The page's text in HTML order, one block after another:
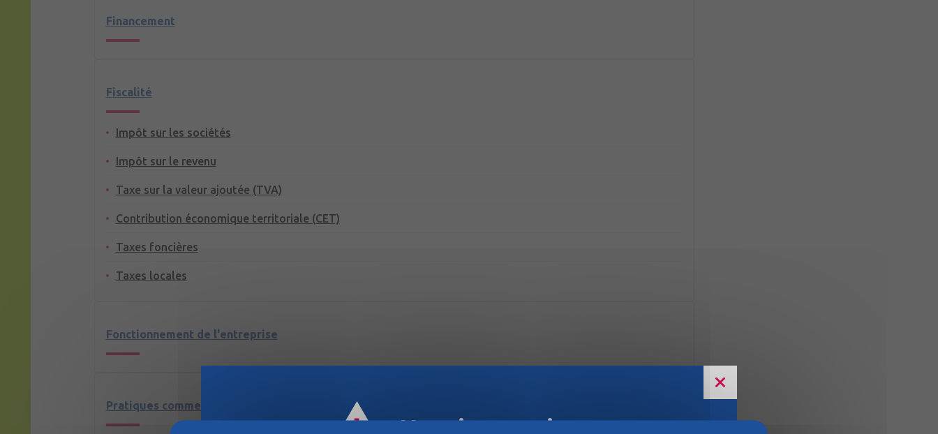
Financement
Fiscalité
Impôt sur les sociétés
Impôt sur le revenu
Taxe sur la valeur ajoutée (TVA)
Contribution économique territoriale (CET)
Taxes foncières
Taxes locales
Fonctionnement de l'entreprise
Pratiques commerciales